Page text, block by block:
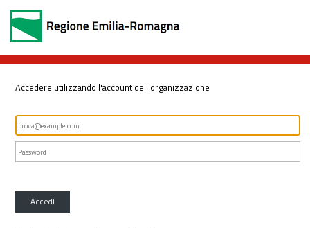
Accedere utilizzando l'account dell'organizzazione
Accedi